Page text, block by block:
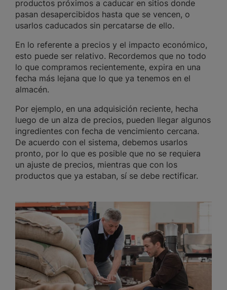
productos próximos a caducar en sitios donde
pasan desapercibidos hasta que se vencen, o
usarlos caducados sin percatarse de ello.
En lo referente a precios y el impacto económico,
esto puede ser relativo. Recordemos que no todo
lo que compramos recientemente, expira en una
fecha más lejana que lo que ya tenemos en el
almacén.
Por ejemplo, en una adquisición reciente, hecha
luego de un alza de precios, pueden llegar algunos
ingredientes con fecha de vencimiento cercana.
De acuerdo con el sistema, debemos usarlos
pronto, por lo que es posible que no se requiera
un ajuste de precios, mientras que con los
productos que ya estaban, sí se debe rectificar.